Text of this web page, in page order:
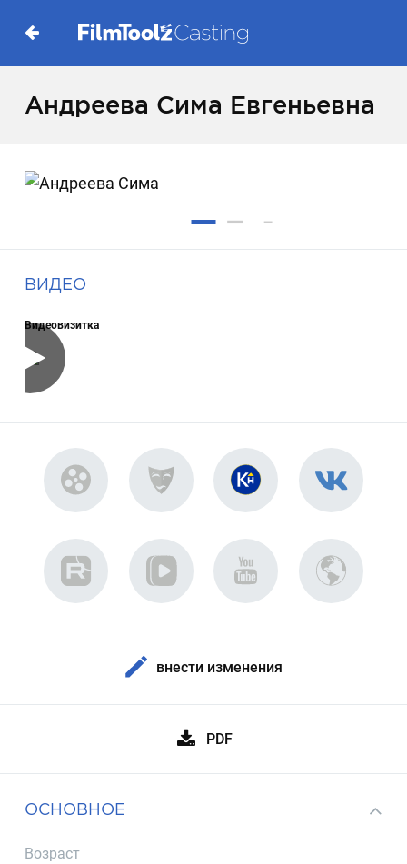
Андреева Сима Евгеньевна
ВИДЕО
Видеовизитка
внести изменения
PDF
ОСНОВНОЕ
Возраст